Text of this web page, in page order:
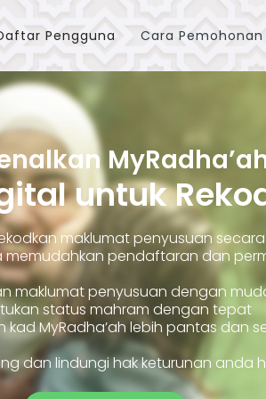
Pengguna Cara Pemohonan
untuk
maklumat penyusuan
pendaftaran dan
maklumat penyusuan dengan
status mahram dengan tepat
kad MyRadha’ah lebih pantas dan
dan lindungi hak keturunan anda